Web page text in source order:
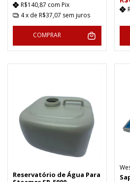
R$140,87 com Pix
4x de R$37,07 sem juros
COMPRAR
Reservatório de Água Para